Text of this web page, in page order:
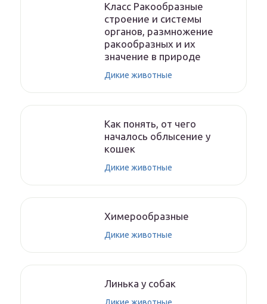
Класс Ракообразные
строение и системы
органов, размножение
ракообразных и их
значение в природе
Дикие животные
Как понять, от чего
началось облысение у
кошек
Дикие животные
Химерообразные
Дикие животные
Линька у собак